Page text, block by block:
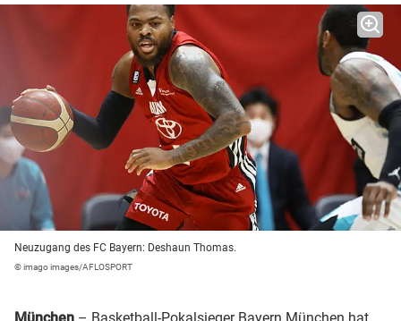
Neuzugang des FC Bayern: Deshaun Thomas.
© imago images/AFLOSPORT